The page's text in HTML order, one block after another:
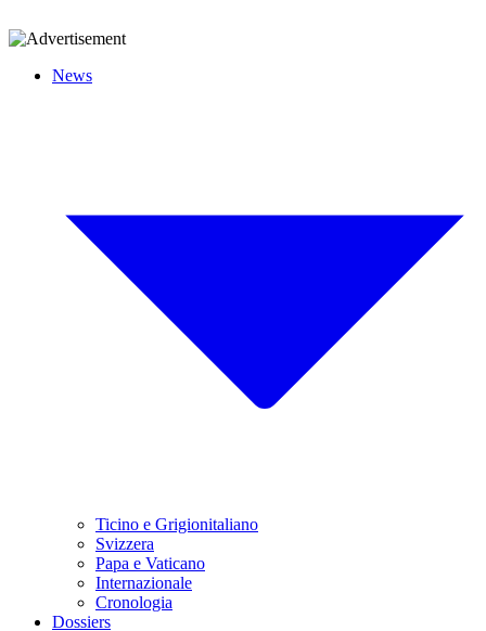
News
Ticino e Grigionitaliano
Svizzera
Papa e Vaticano
Internazionale
Cronologia
Dossiers